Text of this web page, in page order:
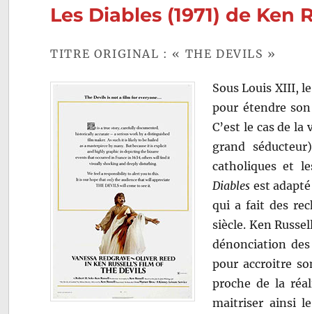
Les Diables (1971) de Ken
TITRE ORIGINAL : « THE DEVILS »
Sous Louis XIII,
pour étendre
C’est le cas de
grand
catholiques et
Diables est
qui a fait des
siècle. Ken
dénonciation
pour accroitre
proche de la
maitriser ainsi